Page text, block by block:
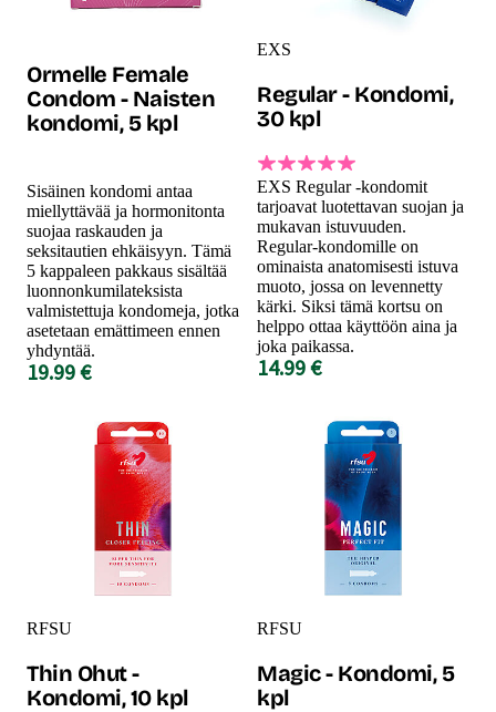
Ormelle Female
Condom - Naisten
kondomi, 5 kpl
Sisäinen kondomi antaa
miellyttävää ja hormonitonta
suojaa raskauden ja
seksitautien ehkäisyyn. Tämä
5 kappaleen pakkaus sisältää
luonnonkumilateksista
valmistettuja kondomeja, jotka
asetetaan emättimeen ennen
yhdyntää.
19.99 €
EXS
Regular - Kondomi,
30 kpl
EXS Regular -kondomit
tarjoavat luotettavan suojan ja
mukavan istuvuuden.
Regular-kondomille on
ominaista anatomisesti istuva
muoto, jossa on levennetty
kärki. Siksi tämä kortsu on
helppo ottaa käyttöön aina ja
joka paikassa.
14.99 €
RFSU
Thin Ohut -
Kondomi, 10 kpl
RFSU
Magic - Kondomi, 5
kpl